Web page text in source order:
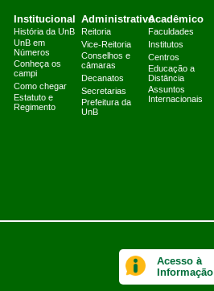
Institucional
História da UnB
UnB em
Números
Conheça os
campi
Como chegar
Estatuto e
Regimento
Administrativo
Reitoria
Vice-Reitoria
Conselhos e
câmaras
Decanatos
Secretarias
Prefeitura da
UnB
Acadêmico
Faculdades
Institutos
Centros
Educação a
Distância
Assuntos
Internacionais
Acesso à
Informação